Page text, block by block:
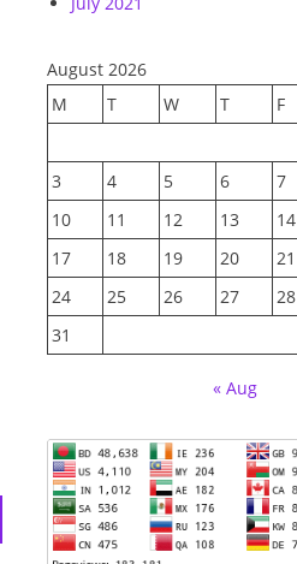
August 2026
M
T W T F
3
4 5 6 7
10
11 12 13 14
17
18 19 20 21
24
25 26 27 28
31
« Aug